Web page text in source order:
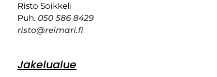
Risto Soikkeli
Puh. 050 586 8429
risto@reimari.fi
Jakelualue